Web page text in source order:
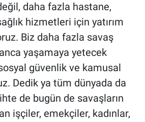
daha fazla hastane,
hizmetleri için yatırım
Biz daha fazla savaş
yaşamaya yetecek
güvenlik ve kamusal
Dedik ya tüm dünyada da
de bugün de savaşların
işçiler, emekçiler, kadınlar,